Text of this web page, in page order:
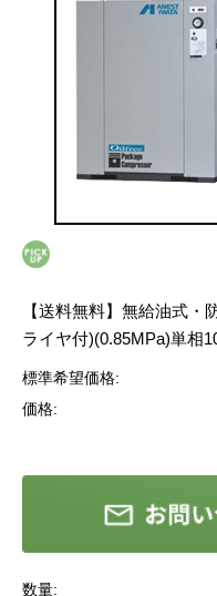
【送料無料】無給油式・
ライヤ付)(0.85MPa)単相
標準希望価格:
価格:
数量: